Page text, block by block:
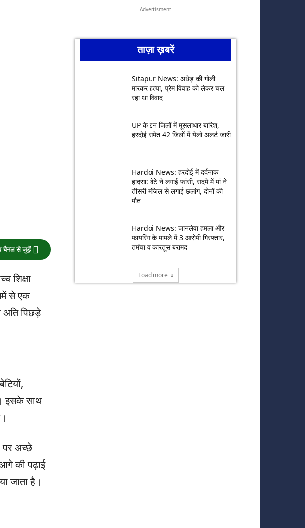
चैनल से जुड़ें
शिक्षा
से एक
अति पिछड़े
इसके साथ
पर अच्छे
की पढ़ाई
जाता है।
- Advertisment -
ताज़ा ख़बरें
Sitapur News: अधेड़ की गोली
मारकर हत्या, प्रेम विवाह को लेकर चल
रहा था विवाद
UP के इन जिलों में मूसलाधार बारिश,
हरदोई समेत 42 जिलों में येलो अलर्ट जारी
Hardoi News: हरदोई में दर्दनाक
हादसा: बेटे ने लगाई फांसी, सदमे में मां ने
तीसरी मंजिल से लगाई छलांग, दोनों की
मौत
Hardoi News: जानलेवा हमला और
फायरिंग के मामले में 3 आरोपी गिरफ्तार,
तमंचा व कारतूस बरामद
Load more